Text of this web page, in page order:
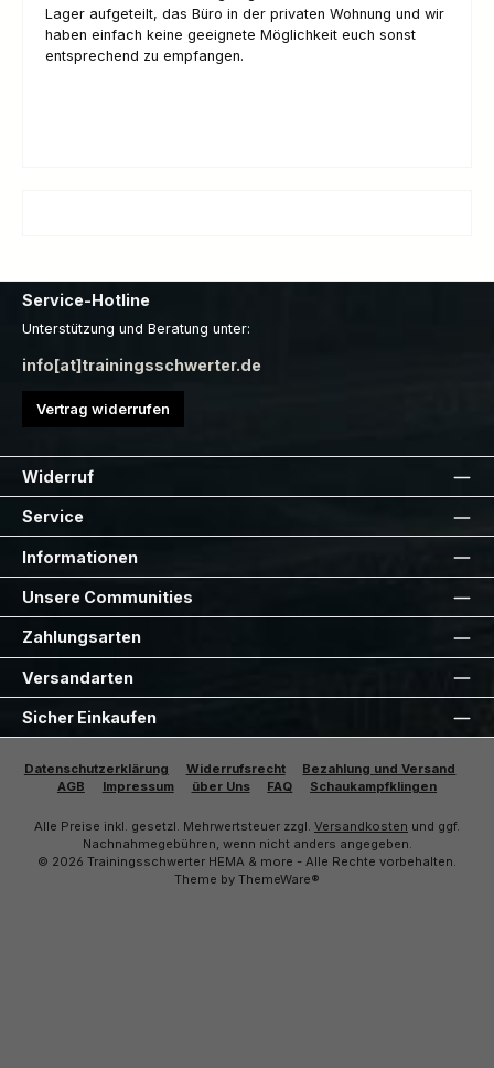
Lager aufgeteilt, das Büro in der privaten Wohnung und wir
haben einfach keine geeignete Möglichkeit euch sonst
entsprechend zu empfangen.
Service-Hotline
Unterstützung und Beratung unter:
info[at]trainingsschwerter.de
Vertrag widerrufen
Widerruf
Service
Informationen
Unsere Communities
Zahlungsarten
Versandarten
Sicher Einkaufen
Datenschutzerklärung Widerrufsrecht
Bezahlung und Versand
AGB
Impressum über Uns FAQ Schaukampfklingen
Alle Preise inkl. gesetzl. Mehrwertsteuer zzgl. Versandkosten und ggf.
Nachnahmegebühren, wenn nicht anders angegeben.
© 2026 Trainingsschwerter HEMA & more - Alle Rechte vorbehalten.
Theme by ThemeWare®